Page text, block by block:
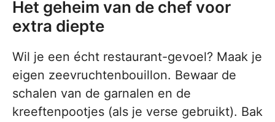
Het geheim van de chef voor
extra diepte
Wil je een écht restaurant-gevoel? Maak je
eigen zeevruchtenbouillon. Bewaar de
schalen van de garnalen en de
kreeftenpootjes (als je verse gebruikt). Bak